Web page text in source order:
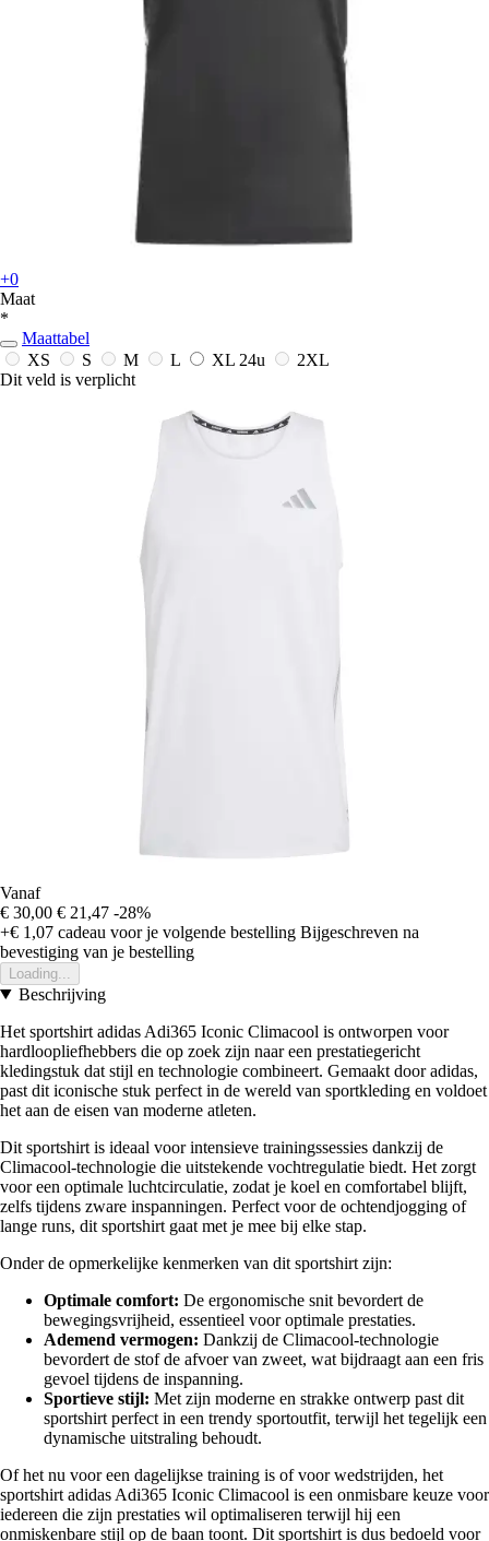
+0
Maat
*
Maattabel
XS
S M L XL 24u
2XL
Dit veld is verplicht
Vanaf
€ 30,00 € 21,47 -28%
+€ 1,07 cadeau voor je volgende bestelling Bijgeschreven na
bevestiging van je bestelling
Loading...
Beschrijving
Het sportshirt adidas Adi365 Iconic Climacool is ontworpen voor
hardloopliefhebbers die op zoek zijn naar een prestatiegericht
kledingstuk dat stijl en technologie combineert. Gemaakt door adidas,
past dit iconische stuk perfect in de wereld van sportkleding en voldoet
het aan de eisen van moderne atleten.
Dit sportshirt is ideaal voor intensieve trainingssessies dankzij de
Climacool-technologie die uitstekende vochtregulatie biedt. Het zorgt
voor een optimale luchtcirculatie, zodat je koel en comfortabel blijft,
zelfs tijdens zware inspanningen. Perfect voor de ochtendjogging of
lange runs, dit sportshirt gaat met je mee bij elke stap.
Onder de opmerkelijke kenmerken van dit sportshirt zijn:
Optimale comfort: De ergonomische snit bevordert de
bewegingsvrijheid, essentieel voor optimale prestaties.
Ademend vermogen: Dankzij de Climacool-technologie
bevordert de stof de afvoer van zweet, wat bijdraagt aan een fris
gevoel tijdens de inspanning.
Sportieve stijl: Met zijn moderne en strakke ontwerp past dit
sportshirt perfect in een trendy sportoutfit, terwijl het tegelijk een
dynamische uitstraling behoudt.
Of het nu voor een dagelijkse training is of voor wedstrijden, het
sportshirt adidas Adi365 Iconic Climacool is een onmisbare keuze voor
iedereen die zijn prestaties wil optimaliseren terwijl hij een
onmiskenbare stijl op de baan toont. Dit sportshirt is dus bedoeld voor